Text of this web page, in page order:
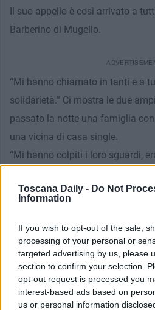
Toscana Daily - Do Not
Information
If you wish to opt-out of the sale,
processing of your personal or
targeted advertising by us, please
section to confirm your selection.
opt-out request is processed you
interest-based ads based on
us or personal information
Il suo appello è così arrivato a
Barberino di Mugello.
“Mi hanno chiamato in tanti e a
solidarietà.” Ci mostra le due
passato la notte una famiglia
una vicina di casa single.
“Mi hanno colpiti i loro sguardi,
sincero e spontaneo. Ha negli
un gesto piccolo ma
“Questa famiglia quando è